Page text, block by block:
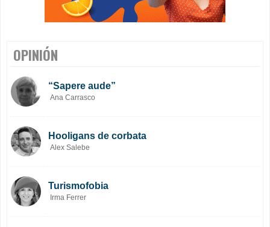
OPINIÓN
“Sapere aude”
Ana Carrasco
Hooligans de corbata
Alex Salebe
Turismofobia
Irma Ferrer